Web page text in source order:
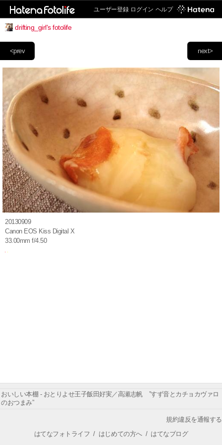
ユーザー登録 ログイン ヘルプ
drifting_girl's fotolife
next>
<prev
20130909
Canon EOS Kiss Digital X
33.00mm f/4.50
おいしい本棚 - おとりよせ王子飯田好実／高瀬志帆 ”すず音とカチョカヴァロ
のおつまみ”
規約違反を通報する
はてなフォトライフ / はじめての方へ/ はてなブログ